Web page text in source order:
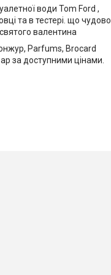
води Tom Ford ,
та в тестері. що чудово
валентина
Parfums, Brocard
за доступними цінами.